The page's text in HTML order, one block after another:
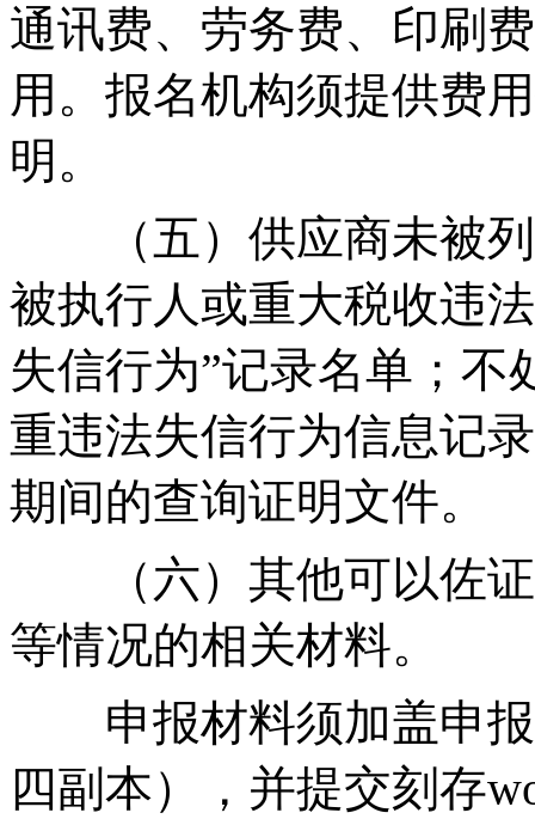
通讯费、劳务费、印刷
用。报名机构须提供费
明。
（五）供应商未被
被执行人或重大税收违
失信行为”记录名单；不
重违法失信行为信息记
期间的查询证明文件。
（六）其他可以佐
等情况的相关材料。
申报材料须加盖申
四副本），并提交刻存